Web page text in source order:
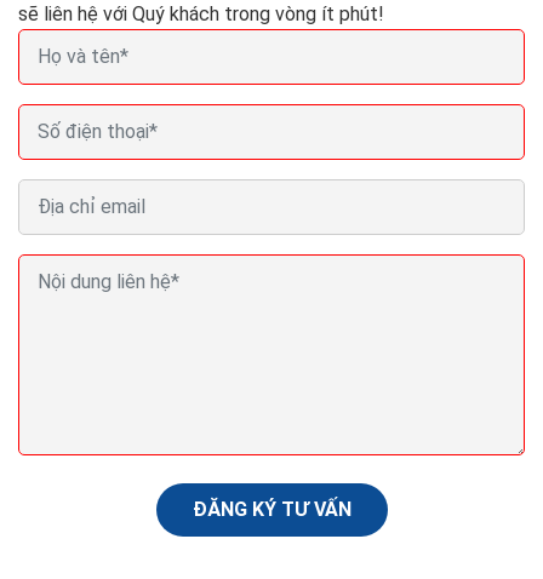
sẽ liên hệ với Quý khách trong vòng ít phút!
ĐĂNG KÝ TƯ VẤN